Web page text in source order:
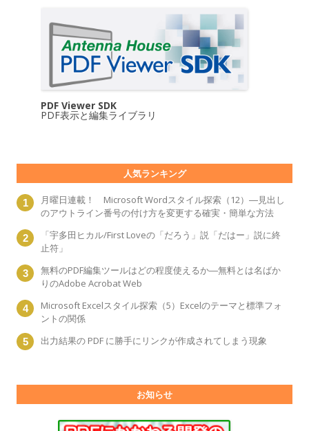
PDF Viewer SDK
PDF表示と編集ライブラリ
人気ランキング
月曜日連載！ Microsoft Wordスタイル探索（12）―見出し
のアウトライン番号の付け方を変更する確実・簡単な方法
「宇多田ヒカル/First Loveの「だろう」説「だはー」説に終
止符」
無料のPDF編集ツールはどの程度使えるか―無料とは名ばか
りのAdobe Acrobat Web
Microsoft Excelスタイル探索（5）Excelのテーマと標準フォ
ントの関係
出力結果の PDF に勝手にリンクが作成されてしまう現象
お知らせ